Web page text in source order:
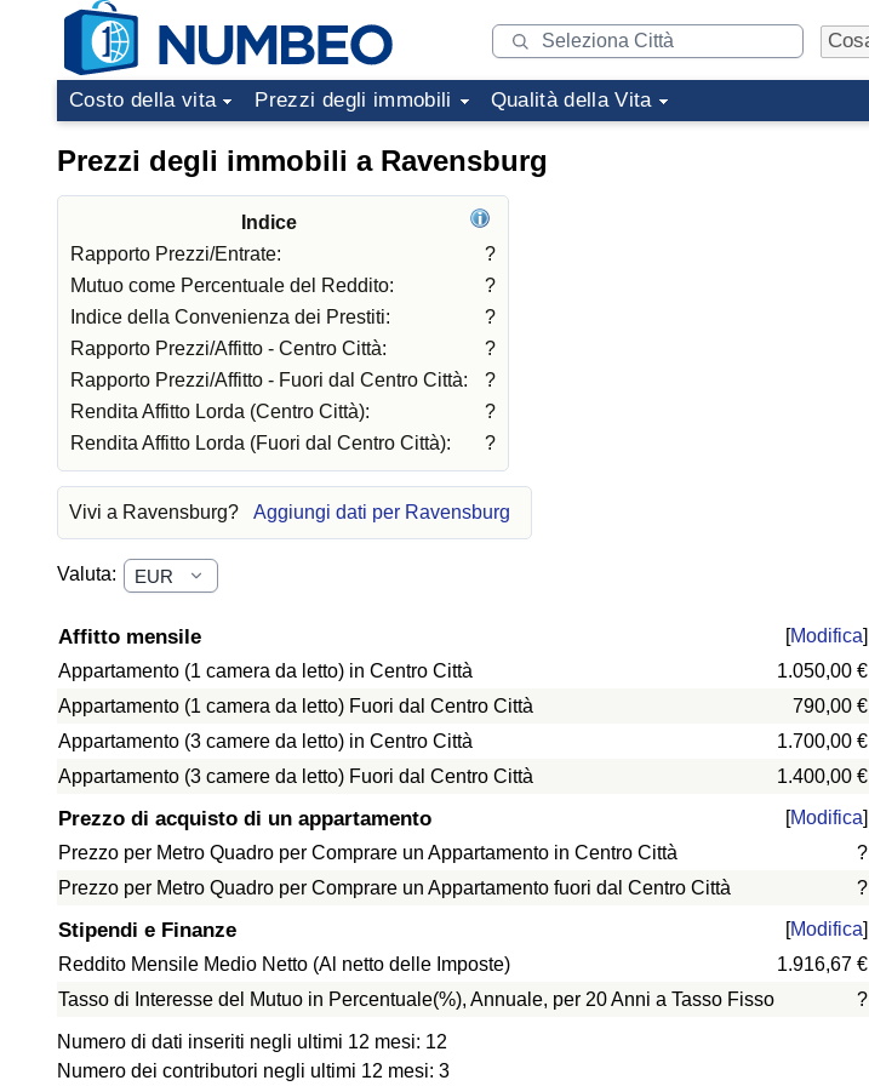
Costo della vita Prezzi degli immobili Qualità della Vita
Prezzi degli immobili a Ravensburg
Indice
Rapporto Prezzi/Entrate:
?
Mutuo come Percentuale del Reddito:
?
Indice della Convenienza dei Prestiti:
?
Rapporto Prezzi/Affitto - Centro Città:
?
Rapporto Prezzi/Affitto - Fuori dal Centro Città:
?
Rendita Affitto Lorda (Centro Città):
?
Rendita Affitto Lorda (Fuori dal Centro Città):
?
Vivi a Ravensburg? Aggiungi dati per Ravensburg
Valuta:
Affitto mensile [Modifica]
Appartamento (1 camera da letto) in Centro Città
1.050,00 €
Appartamento (1 camera da letto) Fuori dal Centro Città 790,00 €
Appartamento (3 camere da letto) in Centro Città 1.700,00 €
Appartamento (3 camere da letto) Fuori dal Centro Città 1.400,00 €
Prezzo di acquisto di un appartamento [Modifica]
Prezzo per Metro Quadro per Comprare un Appartamento in Centro Città
?
Prezzo per Metro Quadro per Comprare un Appartamento fuori dal Centro Città
?
Stipendi e Finanze [Modifica]
Reddito Mensile Medio Netto (Al netto delle Imposte)
1.916,67 €
Tasso di Interesse del Mutuo in Percentuale(%), Annuale, per 20 Anni a Tasso Fisso
?
Numero di dati inseriti negli ultimi 12 mesi: 12
Numero dei contributori negli ultimi 12 mesi: 3